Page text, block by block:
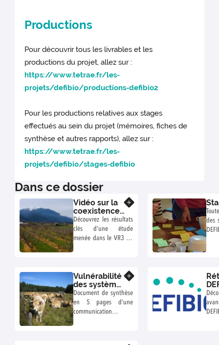
Productions
Pour découvrir tous les livrables et les
productions du projet, allez sur :
https://www.tetrae.fr/les-
projets/defibio/productions-defibio2
Pour les productions relatives aux stages
effectués au sein du projet (mémoires, fiches de
synthèse et autres rapports), allez sur :
https://www.tetrae.fr/les-
projets/defibio/stages-defibio
Dans ce dossier
Vidéo sur la
coexistence
et
confrontation
entre
Découvrez les résultats
clés d'une étude
menée dans le VR3 du
exploitations
(arboriculture,
maraîchage et élevage
bovin) bio et non/bio
dans le territoire du
des
Vulnérabilité
des systèmes
d'élevage
bovin lait bio
en Occitanie
Document de synthèse
en 5 pages d'une
communication